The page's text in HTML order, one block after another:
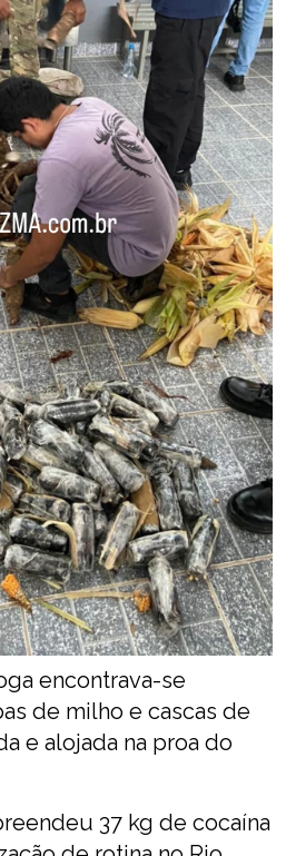
encontrava-se
de milho e cascas de
e alojada na proa do
37 kg de cocaína